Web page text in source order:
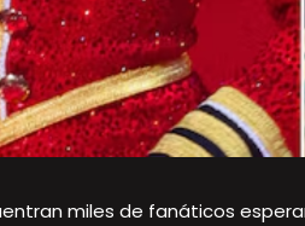
miles de fanáticos